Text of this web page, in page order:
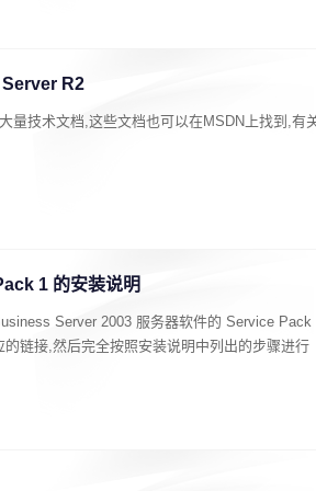
R2
量技术文档,这些文档也可以在MSDN上找到,有
1 的安装说明
Server 2003 服务器软件的 Service Pack
链接,然后完全按照安装说明中列出的步骤进行